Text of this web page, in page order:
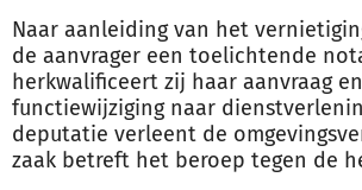
Naar aanleiding van het
de aanvrager een toelichtende
herkwalificeert zij haar aanvraag
functiewijziging naar
deputatie verleent de
zaak betreft het beroep tegen de